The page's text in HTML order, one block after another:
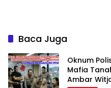
Baca Juga
Oknum
Mafia
Ambar